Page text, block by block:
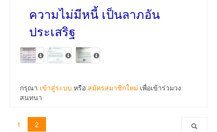
ความไม่มีหนี้ เป็นลาภอัน
ประเสริฐ
กรุณา เข้าสู่ระบบ หรือ สมัครสมาชิกใหม่ เพื่อเข้าร่วมวง
สนทนา
1 2